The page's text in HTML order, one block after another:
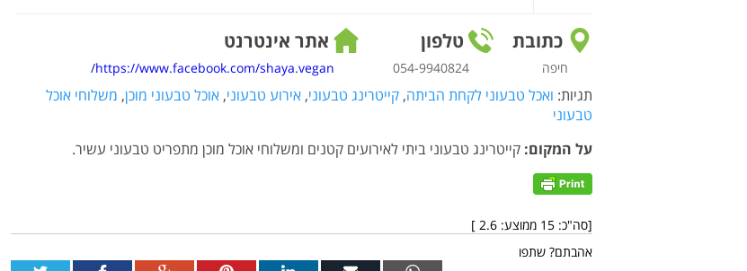
כתובת
חיפה
טלפון
054-9940824
אתר אינטרנט
https://www.facebook.com/shaya.vegan/
תגיות: ואכל טבעוני לקחת הביתה, קייטרינג טבעוני, אירוע טבעוני, אוכל טבעוני מוכן, משלוחי אוכל
טבעוני
על המקום: קייטרינג טבעוני ביתי לאירועים קטנים ומשלוחי אוכל מוכן מתפריט טבעוני עשיר.
[סה"כ: 15 ממוצע: 2.6
]
אהבתם? שתפו